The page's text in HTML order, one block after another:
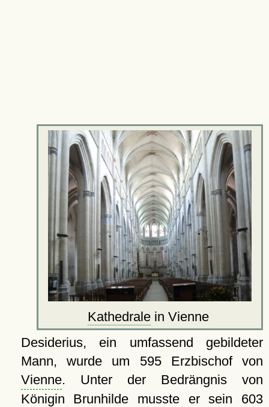
Kathedralein Vienne
Desiderius, ein umfassend gebildeter
Mann, wurde um 595 Erzbischof von
Vienne. Unter der Bedrängnis von
Königin Brunhilde musste er sein 603